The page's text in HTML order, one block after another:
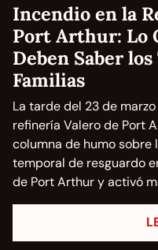
Incendio en la
Port Arthur: Lo
Deben Saber
Familias
La tarde del 23 de
refinería Valero de Port
columna de humo sobre
temporal de resguardo
de Port Arthur y activó